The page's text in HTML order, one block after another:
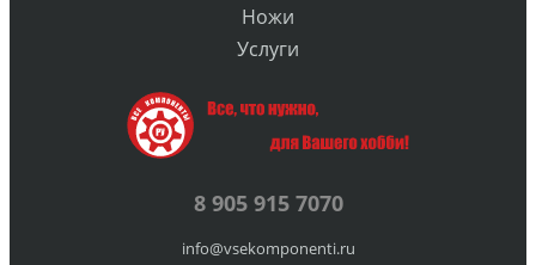
Ножи
Услуги
8 905 915 7070
info@vsekomponenti.ru